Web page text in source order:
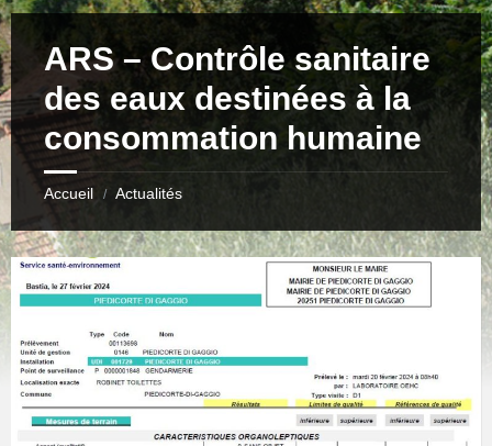
ARS – Contrôle sanitaire
des eaux destinées à la
consommation humaine
Accueil / Actualités